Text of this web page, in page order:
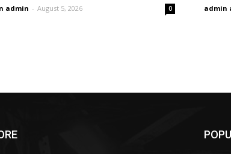
admin - August 5, 2026 0 admin